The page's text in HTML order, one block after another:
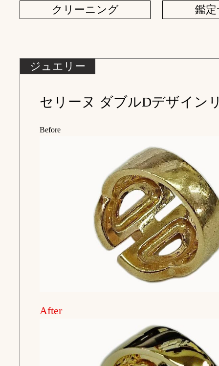
クリーニング 鑑
ジュエリー
Before
After